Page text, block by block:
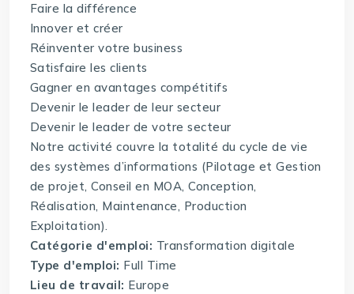
Faire la différence
Innover et créer
Réinventer votre business
Satisfaire les clients
Gagner en avantages compétitifs
Devenir le leader de leur secteur
Devenir le leader de votre secteur
Notre activité couvre la totalité du cycle de vie
des systèmes d’informations (Pilotage et Gestion
de projet, Conseil en MOA, Conception,
Réalisation, Maintenance, Production
Exploitation).
Catégorie d'emploi: Transformation digitale
Type d'emploi: Full Time
Lieu de travail: Europe